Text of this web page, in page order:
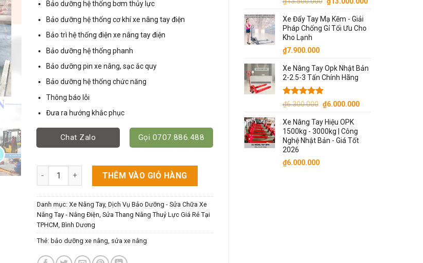
Bảo dưỡng hệ thống bơm thủy lực
Bảo dưỡng hệ thống cơ khí xe nâng tay điện
Bảo trì hệ thống điện xe nâng tay điện
Bảo dưỡng hệ thống phanh
Bảo dưỡng pin xe nâng, sạc ắc quy
Bảo dưỡng hệ thống chức năng
Thông báo lỗi
Đưa ra hướng khắc phục
Chat Zalo Gọi 0707.886.488
Bảo Dưỡng Xe Nâng Tay Điện - Xe Nâng Pallet số lượng
THÊM VÀO GIỎ HÀNG
Danh mục: Xe Nâng Tay, Dịch Vụ Bảo Dưỡng - Sửa Chữa Xe
Nâng Tay - Nâng Điện, Sửa Thang Nâng Thuỷ Lực Giá Rẻ Tại
TPHCM, Bình Dương
Thẻ: bảo dưỡng xe nâng, sửa xe nâng
là:
₫13.500.000.
Xe Đẩy Tay Mạ Kẽm - Giải
Pháp Chống Gỉ Tối Ưu Cho
Kho Lạnh
₫7.900.000
Xe Nâng Tay Opk Nhật Bản
2-2.5-3 Tấn Chính Hãng
Được xếp
5 sao
₫6.300.000 Giá
là:
₫6.300.000.
₫6.000.000Giá
₫6.000.000.
Xe Nâng Tay Hiệu OPK
1500kg - 3000kg | Công
Nghệ Nhật Bản - Giá Tốt
2026
₫6.000.000